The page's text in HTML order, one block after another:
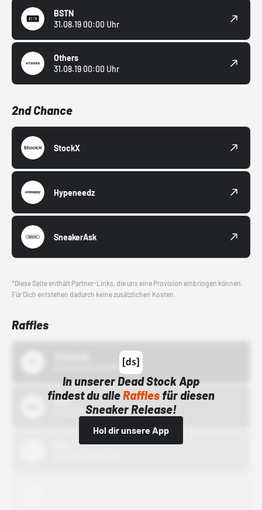
BSTN
31.08.19 00:00 Uhr
Others
31.08.19 00:00 Uhr
2nd Chance
StockX
Hypeneedz
SneakerAsk
*Diese Seite enthält Partner-Links, die uns eine Provision einbringen können.
Für Dich entstehen dadurch keine zusätzlichen Kosten.
Raffles
In unserer Dead Stock App
findest du alleRafflesfür diesen
Sneaker Release!
Hol dir unsere App
Bstn
01.10.22 00:00 Uhr